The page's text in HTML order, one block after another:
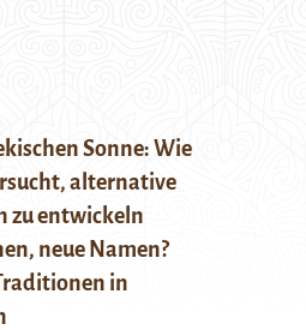
Sonne: Wie
alternative
zu entwickeln
neue Namen?
in